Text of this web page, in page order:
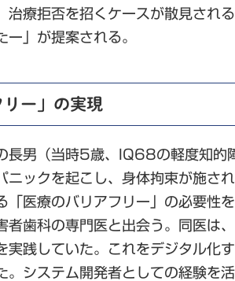
療拒否を招くケースが散見され
」が提案される。
ー」の実現
長男（当時5歳、IQ68の軽度知的
ックを起こし、身体拘束が施さ
医療のバリアフリー」の必要性
歯科の専門医と出会う。同医は
践していた。これをデジタル化
システム開発者としての経験を